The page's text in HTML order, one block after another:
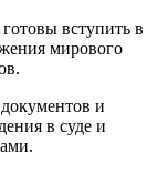
вступить в
мирового
и
в суде и